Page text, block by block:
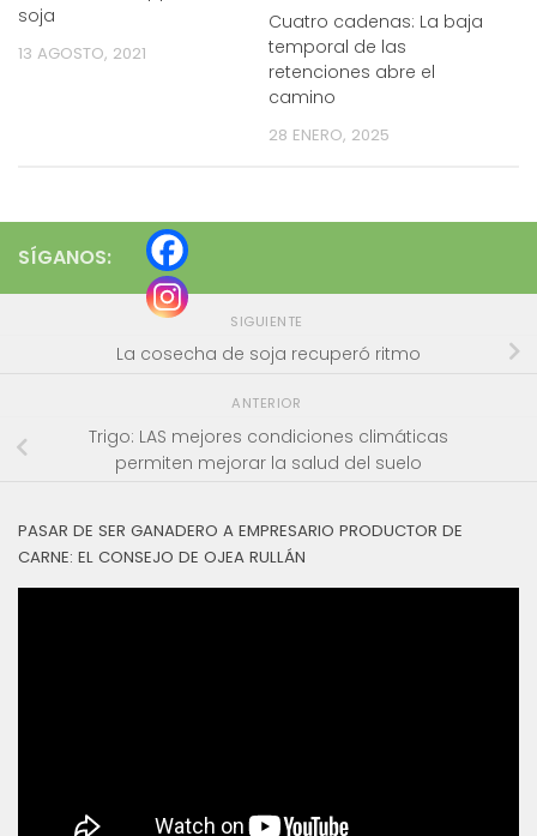
soja
13 AGOSTO, 2021
Cuatro cadenas: La baja
temporal de las
retenciones abre el
camino
28 ENERO, 2025
SÍGANOS:
SIGUIENTE
La cosecha de soja recuperó ritmo
ANTERIOR
Trigo: LAS mejores condiciones climáticas
permiten mejorar la salud del suelo
PASAR DE SER GANADERO A EMPRESARIO PRODUCTOR DE
CARNE: EL CONSEJO DE OJEA RULLÁN